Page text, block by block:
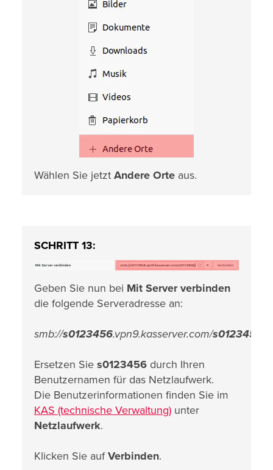
Wählen Sie jetzt Andere Orte aus.
SCHRITT 13:
Geben Sie nun bei Mit Server verbinden
die folgende Serveradresse an:
smb://s0123456.vpn9.kasserver.com/s0123456
Ersetzen Sie s0123456 durch Ihren
Benutzernamen für das Netzlaufwerk.
Die Benutzerinformationen finden Sie im
KAS (technische Verwaltung) unter
Netzlaufwerk.
Klicken Sie aufVerbinden.